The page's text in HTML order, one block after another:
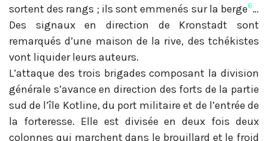
sortent des rangs ; ils sont emmenés sur la berge6…
Des signaux en direction de Kronstadt sont
remarqués d’une maison de la rive, des tchékistes
vont liquider leurs auteurs.
L’attaque des trois brigades composant la division
générale s’avance en direction des forts de la partie
sud de l’île Kotline, du port militaire et de l’entrée de
la forteresse. Elle est divisée en deux fois deux
colonnes qui marchent dans le brouillard et le froid